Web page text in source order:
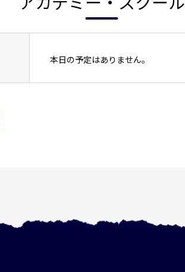
本日の予定はありません。